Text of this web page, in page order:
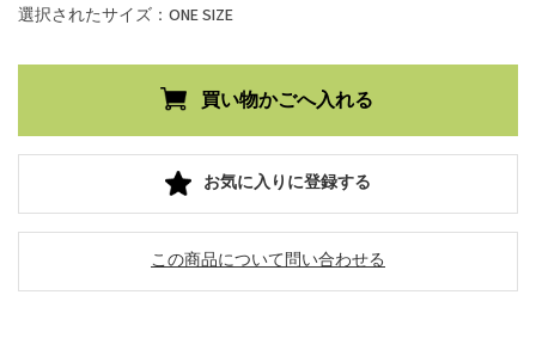
選択されたサイズ：ONE SIZE
お気に入りに登録する
この商品について問い合わせる